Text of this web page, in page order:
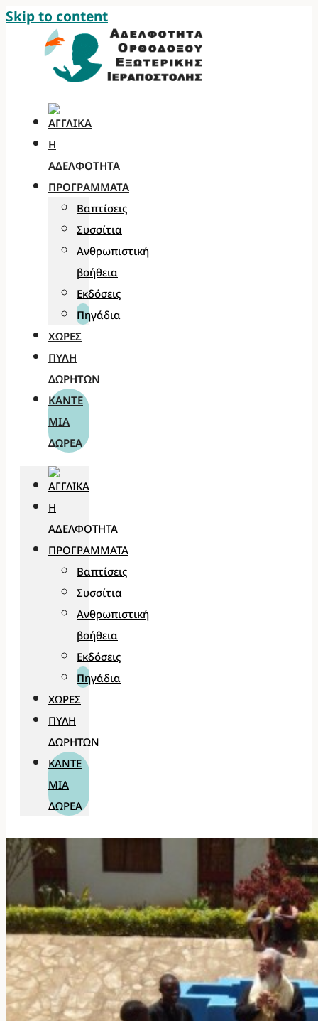
Skip to content
Η
ΑΔΕΛΦΌΤΗΤΑ
ΠΡΟΓΡΆΜΜΑΤΑ
Βαπτίσεις
Συσσίτια
Ανθρωπιστική
βοήθεια
Εκδόσεις
Πηγάδια
ΧΏΡΕΣ
ΠΎΛΗ
ΔΩΡΗΤΏΝ
ΚΆΝΤΕ
ΜΊΑ
ΔΩΡΕΆ
Η
ΑΔΕΛΦΌΤΗΤΑ
ΠΡΟΓΡΆΜΜΑΤΑ
Βαπτίσεις
Συσσίτια
Ανθρωπιστική
βοήθεια
Εκδόσεις
Πηγάδια
ΧΏΡΕΣ
ΠΎΛΗ
ΔΩΡΗΤΏΝ
ΚΆΝΤΕ
ΜΊΑ
ΔΩΡΕΆ